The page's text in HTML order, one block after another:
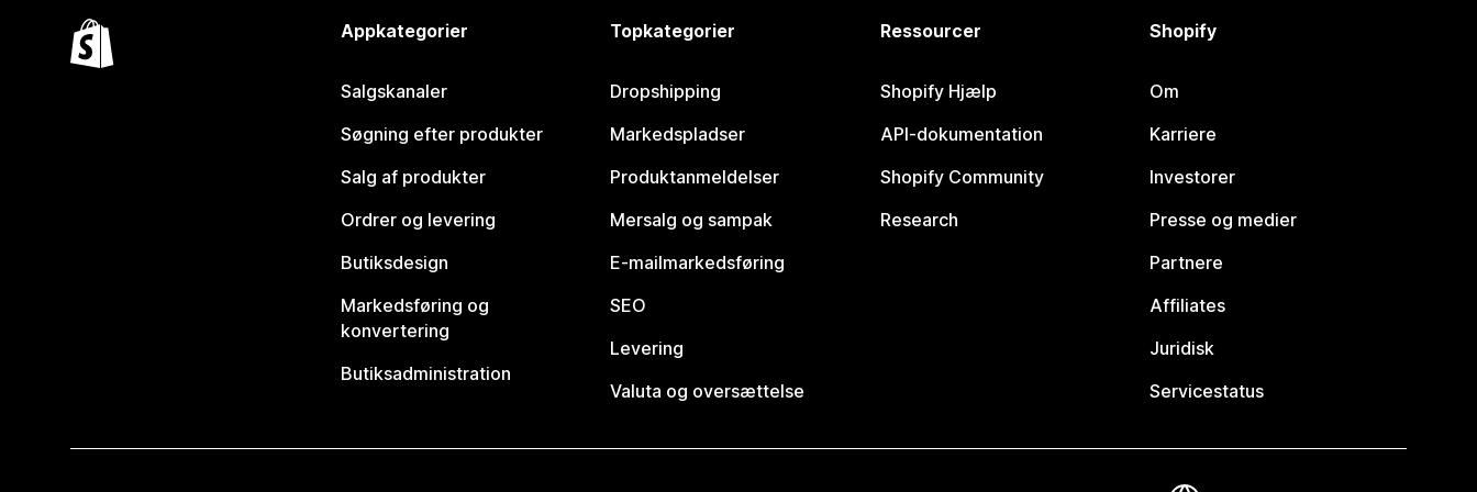
Appkategorier
Salgskanaler
Søgning efter produkter
Salg af produkter
Ordrer og levering
Butiksdesign
Markedsføring og
konvertering
Butiksadministration
Topkategorier
Dropshipping
Markedspladser
Produktanmeldelser
Mersalg og sampak
E-mailmarkedsføring
SEO
Levering
Valuta og oversættelse
Ressourcer
Shopify Hjælp
API-dokumentation
Shopify Community
Research
Shopify
Om
Karriere
Investorer
Presse og medier
Partnere
Affiliates
Juridisk
Servicestatus